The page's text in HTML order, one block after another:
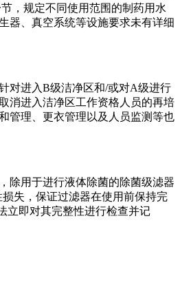
，规定不同使用范围的制药用水
器、真空系统等设施要求未有详细
对进入B级洁净区和/或对A级进行
消进入洁净区工作资格人员的再培
管理、更衣管理以及人员监测等也
除用于进行液体除菌的除菌级滤器
失，保证过滤器在使用前保持完
立即对其完整性进行检查并记